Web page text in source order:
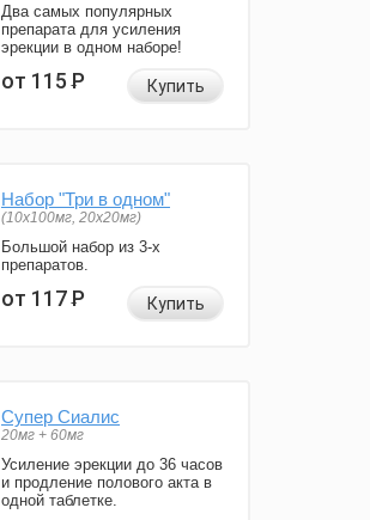
Два самых популярных
препарата для усиления
эрекции в одном наборе!
от 115Р Купить
Набор "Три в одном"
(10x100мг, 20x20мг)
Большой набор из 3-х
препаратов.
от 117Р Купить
Супер Сиалис
20мг + 60мг
Усиление эрекции до 36 часов
и продление полового акта в
одной таблетке.